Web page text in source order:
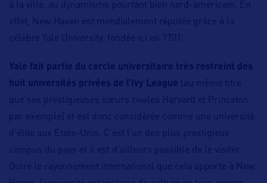
à la ville, au dynamisme pourtant bien nord-américain. En
effet, New Haven est mondialement réputée grâce à la
célèbre Yale University, fondée ici en 1701.
Yale fait partie du cercle universitaire très restreint des
huit universités privées de l’Ivy League (au même titre
que ses prestigieuses sœurs rivales Harvard et Princeton
par exemple) et est donc considérée comme une université
d’élite aux Etats-Unis. C’est l’un des plus prestigieux
campus du pays et il est d’ailleurs possible de le visiter.
Outre le rayonnement international que cela apporte à New